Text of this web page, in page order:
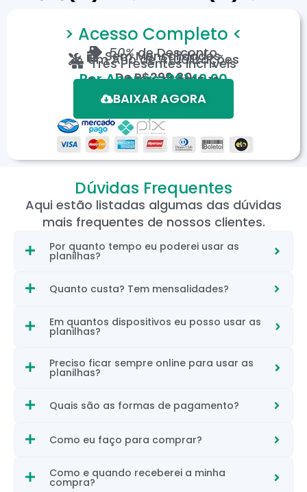
> Acesso Completo <
50%de Desconto
Sem Mensalidades
Um Ano de Atualizações
Três Presentes Incríveis
DeR$299,80
Por Apenas: R$149,90
Em até 12X de R$15,19
*Oferta válida por tempo limitado.
BAIXAR AGORA
Dúvidas Frequentes
Aqui estão listadas algumas das dúvidas
mais frequentes de nossos clientes.
Por quanto tempo eu poderei usar as
planilhas?
Quanto custa? Tem mensalidades?
Em quantos dispositivos eu posso usar as
planilhas?
Preciso ficar sempre online para usar as
planilhas?
Quais são as formas de pagamento?
Como eu faço para comprar?
Como e quando receberei a minha
compra?